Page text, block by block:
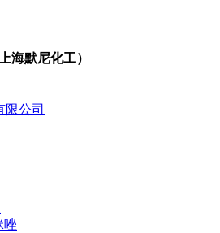
海默尼化工）
唑